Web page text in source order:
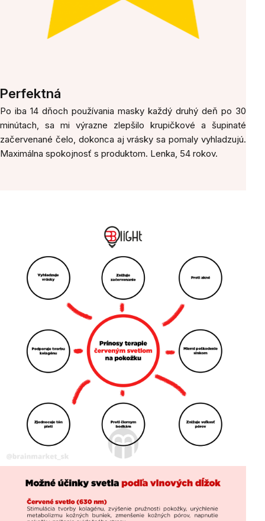
Perfektná
Po iba 14 dňoch používania masky každý druhý deň po 30
minútach, sa mi výrazne zlepšilo krupičkové a šupinaté
začervenané čelo, dokonca aj vrásky sa pomaly vyhladzujú.
Maximálna spokojnosť s produktom. Lenka, 54 rokov.